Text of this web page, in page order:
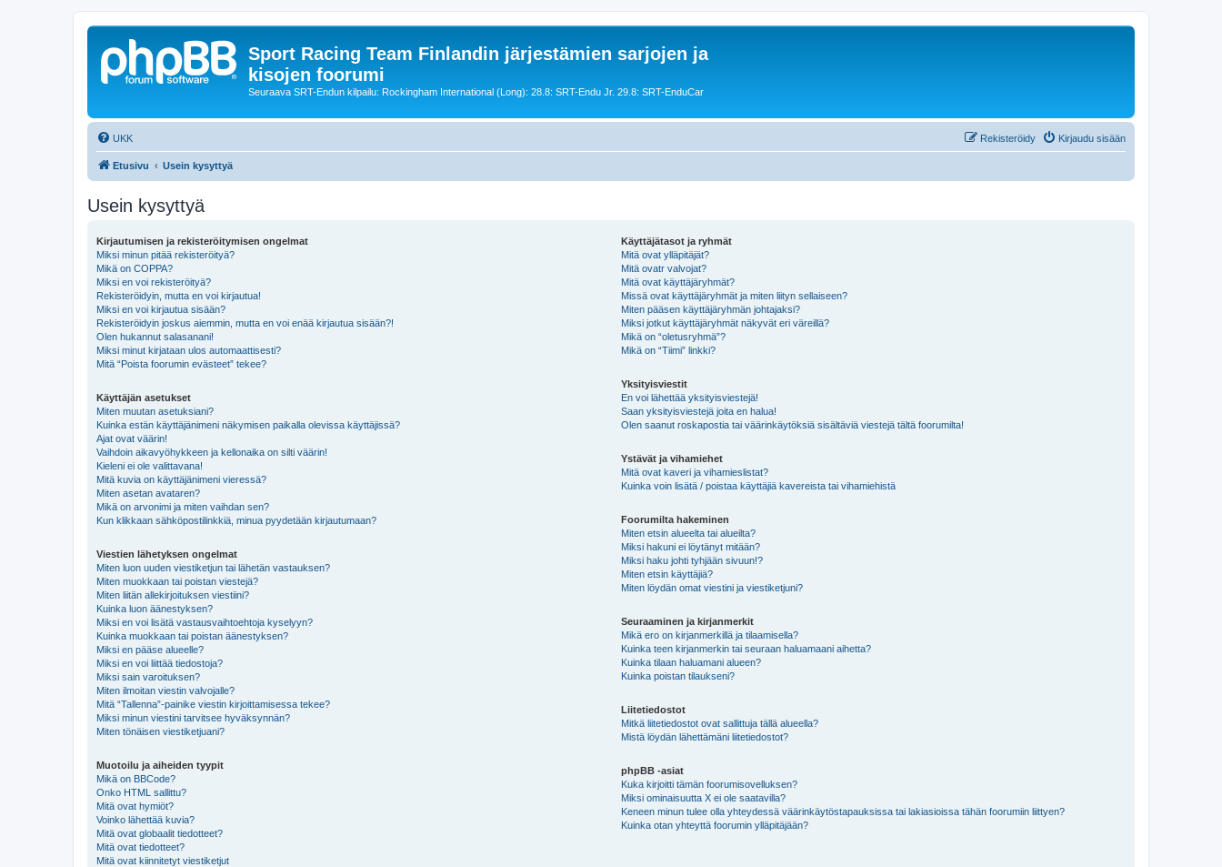
Sport Racing Team Finlandin järjestämien sarjojen ja
kisojen foorumi
Seuraava SRT-Endun kilpailu: Rockingham International (Long): 28.8: SRT-Endu Jr. 29.8: SRT-EnduCar
UKK Kirjaudu sisään
Rekisteröidy
Etusivu Usein kysyttyä
Usein kysyttyä
Kirjautumisen ja rekisteröitymisen ongelmat
Miksi minun pitää rekisteröityä?
Mikä on COPPA?
Miksi en voi rekisteröityä?
Rekisteröidyin, mutta en voi kirjautua!
Miksi en voi kirjautua sisään?
Rekisteröidyin joskus aiemmin, mutta en voi enää kirjautua sisään?!
Olen hukannut salasanani!
Miksi minut kirjataan ulos automaattisesti?
Mitä “Poista foorumin evästeet” tekee?
Käyttäjän asetukset
Miten muutan asetuksiani?
Kuinka estän käyttäjänimeni näkymisen paikalla olevissa käyttäjissä?
Ajat ovat väärin!
Vaihdoin aikavyöhykkeen ja kellonaika on silti väärin!
Kieleni ei ole valittavana!
Mitä kuvia on käyttäjänimeni vieressä?
Miten asetan avataren?
Mikä on arvonimi ja miten vaihdan sen?
Kun klikkaan sähköpostilinkkiä, minua pyydetään kirjautumaan?
Viestien lähetyksen ongelmat
Miten luon uuden viestiketjun tai lähetän vastauksen?
Miten muokkaan tai poistan viestejä?
Miten liitän allekirjoituksen viestiini?
Kuinka luon äänestyksen?
Miksi en voi lisätä vastausvaihtoehtoja kyselyyn?
Kuinka muokkaan tai poistan äänestyksen?
Miksi en pääse alueelle?
Miksi en voi liittää tiedostoja?
Miksi sain varoituksen?
Miten ilmoitan viestin valvojalle?
Mitä “Tallenna”-painike viestin kirjoittamisessa tekee?
Miksi minun viestini tarvitsee hyväksynnän?
Miten tönäisen viestiketjuani?
Muotoilu ja aiheiden tyypit
Mikä on BBCode?
Onko HTML sallittu?
Mitä ovat hymiöt?
Voinko lähettää kuvia?
Mitä ovat globaalit tiedotteet?
Mitä ovat tiedotteet?
Mitä ovat kiinnitetyt viestiketjut
Käyttäjätasot ja ryhmät
Mitä ovat ylläpitäjät?
Mitä ovatr valvojat?
Mitä ovat käyttäjäryhmät?
Missä ovat käyttäjäryhmät ja miten liityn sellaiseen?
Miten pääsen käyttäjäryhmän johtajaksi?
Miksi jotkut käyttäjäryhmät näkyvät eri väreillä?
Mikä on “oletusryhmä”?
Mikä on “Tiimi” linkki?
Yksityisviestit
En voi lähettää yksityisviestejä!
Saan yksityisviestejä joita en halua!
Olen saanut roskapostia tai väärinkäytöksiä sisältäviä viestejä tältä foorumilta!
Ystävät ja vihamiehet
Mitä ovat kaveri ja vihamieslistat?
Kuinka voin lisätä / poistaa käyttäjiä kavereista tai vihamiehistä
Foorumilta hakeminen
Miten etsin alueelta tai alueilta?
Miksi hakuni ei löytänyt mitään?
Miksi haku johti tyhjään sivuun!?
Miten etsin käyttäjiä?
Miten löydän omat viestini ja viestiketjuni?
Seuraaminen ja kirjanmerkit
Mikä ero on kirjanmerkillä ja tilaamisella?
Kuinka teen kirjanmerkin tai seuraan haluamaani aihetta?
Kuinka tilaan haluamani alueen?
Kuinka poistan tilaukseni?
Liitetiedostot
Mitkä liitetiedostot ovat sallittuja tällä alueella?
Mistä löydän lähettämäni liitetiedostot?
phpBB -asiat
Kuka kirjoitti tämän foorumisovelluksen?
Miksi ominaisuutta X ei ole saatavilla?
Keneen minun tulee olla yhteydessä väärinkäytöstapauksissa tai lakiasioissa tähän foorumiin liittyen?
Kuinka otan yhteyttä foorumin ylläpitäjään?